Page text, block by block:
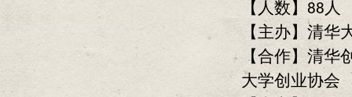
【人数】88人
【主办】清华
【合作】清华
大学创业协会